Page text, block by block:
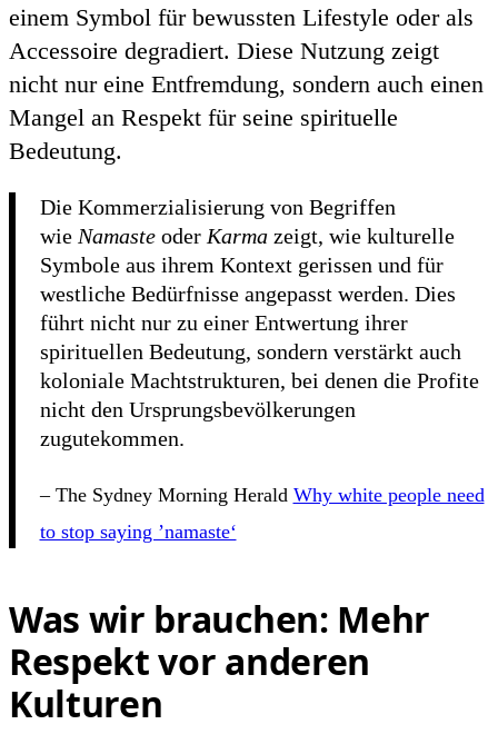
einem Symbol für bewussten Lifestyle oder als
Accessoire degradiert. Diese Nutzung zeigt
nicht nur eine Entfremdung, sondern auch einen
Mangel an Respekt für seine spirituelle
Bedeutung.
Die Kommerzialisierung von Begriffen
wie Namasteoder Karmazeigt, wie kulturelle
Symbole aus ihrem Kontext gerissen und für
westliche Bedürfnisse angepasst werden. Dies
führt nicht nur zu einer Entwertung ihrer
spirituellen Bedeutung, sondern verstärkt auch
koloniale Machtstrukturen, bei denen die Profite
nicht den Ursprungsbevölkerungen
zugutekommen.
– The Sydney Morning Herald Why white people need
to stop saying ’namaste‘
Was wir brauchen: Mehr
Respekt vor anderen
Kulturen